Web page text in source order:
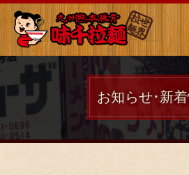
全国
展開 海外 653 店
ホーム
お知らせ･新